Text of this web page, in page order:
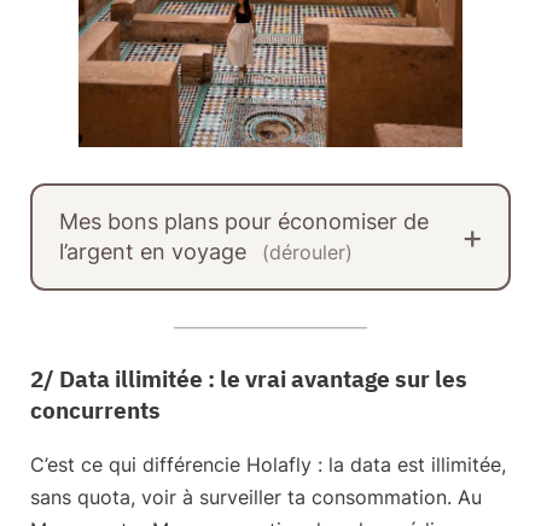
Mes bons plans pour économiser de
l’argent en voyage
(dérouler)
2/ Data illimitée : le vrai avantage sur les
concurrents
C’est ce qui différencie Holafly : la data est illimitée,
sans quota, voir à surveiller ta consommation. Au